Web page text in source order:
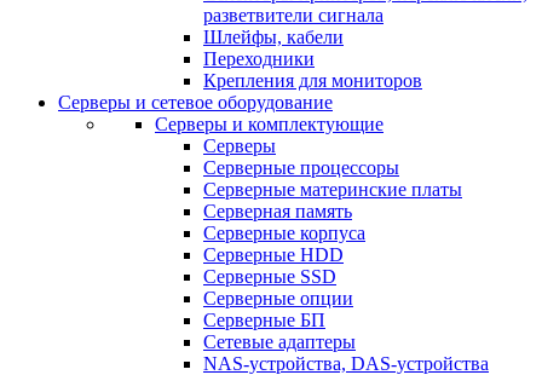
разветвители сигнала
Шлейфы, кабели
Переходники
Крепления для мониторов
Серверы и сетевое оборудование
Серверы и комплектующие
Серверы
Серверные процессоры
Серверные материнские платы
Серверная память
Серверные корпуса
Серверные HDD
Серверные SSD
Серверные опции
Серверные БП
Сетевые адаптеры
NAS-устройства, DAS-устройства